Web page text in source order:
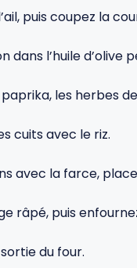
puis coupez la
dans l’huile
les herbes
cuits avec le riz.
avec la farce,
râpé, puis
du four.